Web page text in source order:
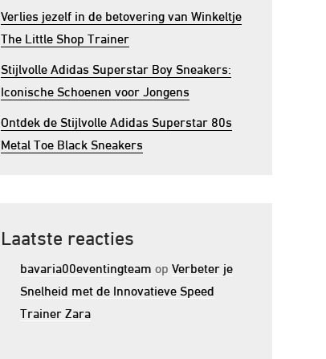
Verlies jezelf in de betovering van Winkeltje
The Little Shop Trainer
Stijlvolle Adidas Superstar Boy Sneakers:
Iconische Schoenen voor Jongens
Ontdek de Stijlvolle Adidas Superstar 80s
Metal Toe Black Sneakers
Laatste reacties
bavaria00eventingteam op Verbeter je
Snelheid met de Innovatieve Speed
Trainer Zara